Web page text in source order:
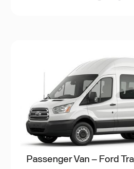
Passenger Van – Ford